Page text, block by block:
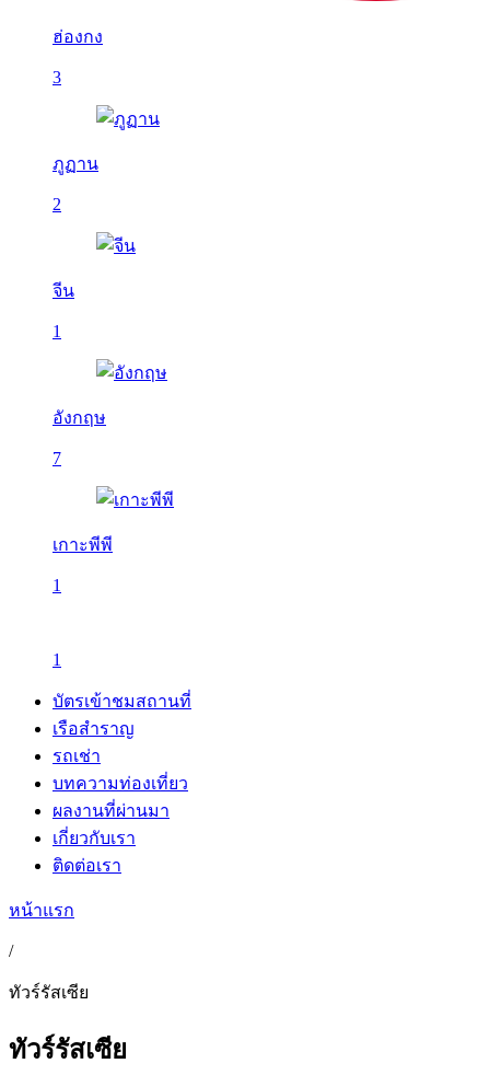
ฮ่องกง
3
ภูฏาน
2
จีน
1
อังกฤษ
7
เกาะพีพี
1
1
บัตรเข้าชมสถานที่
เรือสำราญ
รถเช่า
บทความท่องเที่ยว
ผลงานที่ผ่านมา
เกี่ยวกับเรา
ติดต่อเรา
หน้าแรก
/
ทัวร์รัสเซีย
ทัวร์รัสเซีย